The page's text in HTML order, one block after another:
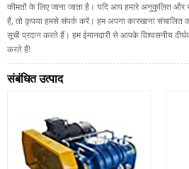
कीमतों के लिए जाना जाता है। यदि आप हमारे अनुकूलित और
हैं, तो कृपया हमसे संपर्क करें। हम अपना कारखाना
सूची प्रदान करते हैं। हम ईमानदारी से आपके विश्वसनीय
करते हैं!
संबंधित उत्पाद